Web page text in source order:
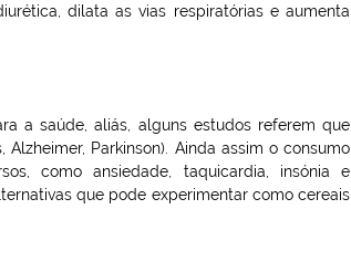
dilata as vias respiratórias e aumenta
a saúde, aliás, alguns estudos referem que
Parkinson). Ainda assim o consumo
como ansiedade, taquicardia, insónia e
que pode experimentar como cereais